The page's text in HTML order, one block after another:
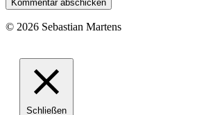
© 2026 Sebastian Martens
Schließen